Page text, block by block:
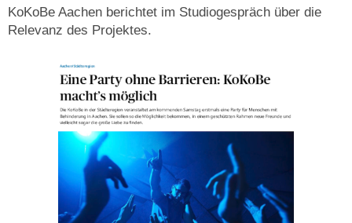
KoKoBe Aachen berichtet im Studiogespräch über die
Relevanz des Projektes.